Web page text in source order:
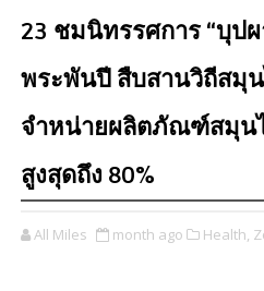
23 ชมนิทรรศการ “บุป
พระพันปี สืบสานวิถีสมุ
จำหน่ายผลิตภัณฑ์สมุน
สูงสุดถึง 80%
All Miles month ago Health,